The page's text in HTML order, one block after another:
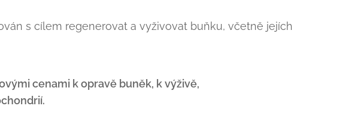
s cílem regenerovat a vyživovat buňku, včetně jejích
cenami k opravě buněk, k výživě,